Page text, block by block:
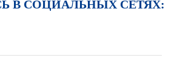
В СОЦИАЛЬНЫХ СЕТЯХ: